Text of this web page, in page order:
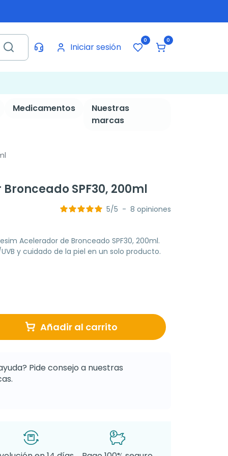
Iniciar sesión
0 0
Medicamentos
Nuestras
marcas
SPF30, 200ml
5/5 - 8 opiniones
Acelerador de Bronceado SPF30, 200ml.
y cuidado de la piel en un solo producto.
Añadir al carrito
Pide consejo a nuestras